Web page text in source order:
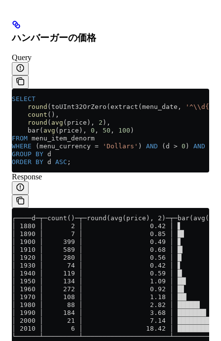
ハンバーガーの価格
Query
SELECT
    round
(toUInt32OrZero(extract(menu_date,
'^\\d{4}'
    count
(),
    round
( avg (price), 2 ),
    bar(
avg (price), 0 , 50 , 100 )
FROM menu_item_denorm
WHERE (menu_currency = 'Dollars' ) AND (d > 0 ) AND
GROUP BY d
ORDER BY d ASC ;
Response
┌────d─┬─count()─┬─round(avg(price),
│ 1880 │       2 │                 0.42 │ ▋
│ 1890 │       7 │                 0.85 │ █▋
│ 1900 │     399 │                 0.49 │ ▊
│ 1910 │     589 │                 0.68 │ █▎
│ 1920 │     280 │                 0.56 │ █
│ 1930 │      74 │                 0.42 │ ▋
│ 1940 │     119 │                 0.59 │ █▏
│ 1950 │     134 │                 1.09 │ ██▏
│ 1960 │     272 │                 0.92 │ █▋
│ 1970 │     108 │                 1.18 │ ██▎
│ 1980 │      88 │                 2.82 │
│ 1990 │     184 │                 3.68 │
│ 2000 │      21 │                 7.14 │
│ 2010 │       6 │                18.42 │